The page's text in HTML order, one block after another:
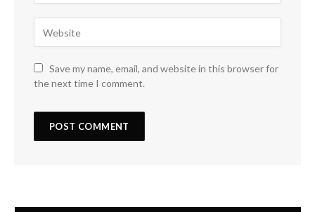
Save my name, email, and website in this browser for
the next time I comment.